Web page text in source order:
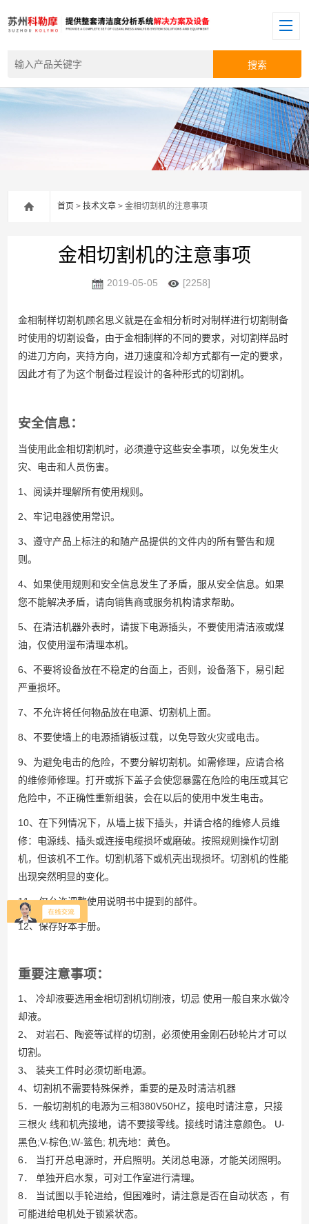
首页 >技术文章 > 金相切割机的注意事项
金相切割机的注意事项
2019-05-05 [2258]
金相制样切割机顾名思义就是在金相分析时对制样进行切割制备
时使用的切割设备，由于金相制样的不同的要求，对切割样品时
的进刀方向，夹持方向，进刀速度和冷却方式都有一定的要求，
因此才有了为这个制备过程设计的各种形式的切割机。
安全信息：
当使用此金相切割机时，必须遵守这些安全事项，以免发生火
灾、电击和人员伤害。
1、阅读并理解所有使用规则。
2、牢记电器使用常识。
3、遵守产品上标注的和随产品提供的文件内的所有警告和规
则。
4、如果使用规则和安全信息发生了矛盾，服从安全信息。如果
您不能解决矛盾，请向销售商或服务机构请求帮助。
5、在清洁机器外表时，请拔下电源插头，不要使用清洁液或煤
油，仅使用湿布清理本机。
6、不要将设备放在不稳定的台面上，否则，设备落下，易引起
严重损坏。
7、不允许将任何物品放在电源、切割机上面。
8、不要使墙上的电源插销板过载，以免导致火灾或电击。
9、为避免电击的危险，不要分解切割机。如需修理，应请合格
的维修师修理。打开或拆下盖子会使您暴露在危险的电压或其它
危险中，不正确性重新组装，会在以后的使用中发生电击。
10、在下列情况下，从墙上拔下插头，并请合格的维修人员维
修：电源线、插头或连接电缆损坏或磨破。按照规则操作切割
机，但该机不工作。切割机落下或机壳出现损坏。切割机的性能
出现突然明显的变化。
11、仅允许调整使用说明书中提到的部件。
12、保存好本手册。
重要注意事项：
1、 冷却液要选用金相切割机切削液，切忌 使用一般自来水做冷
却液。
2、 对岩石、陶瓷等试样的切割，必须使用金刚石砂轮片才可以
切割。
3、 装夹工件时必须切断电源。
4、切割机不需要特殊保养，重要的是及时清洁机器
5．一般切割机的电源为三相380V50HZ，接电时请注意，只接
三根火 线和机壳接地，请不要接零线。接线时请注意颜色。 U-
黑色;V-棕色;W-篮色; 机壳地：黄色。
6． 当打开总电源时，开启照明。关闭总电源，才能关闭照明。
7． 单独开启水泵，可对工作室进行清理。
8． 当试图以手轮进给，但困难时，请注意是否在自动状态 ，有
可能进给电机处于锁紧状态。